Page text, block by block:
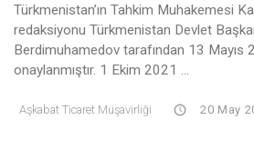
Türkmenistan’ın Tahkim Muhakemesi
redaksiyonu Türkmenistan Devlet
Berdimuhamedov tarafından 13 Mayıs
onaylanmıştır. 1 Ekim 2021 ...
Aşkabat Ticaret Müşavirliği 20 May